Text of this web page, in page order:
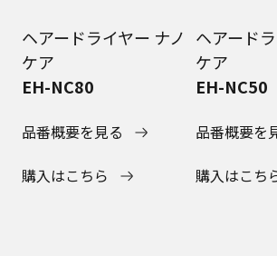
ヘアードライヤー ナノ
ケア
EH-NC80
品番概要を見る
購入はこちら
ヘアード
ケア
EH-NC50
品番概要を
購入はこち